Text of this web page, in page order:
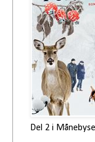
Del 2 i